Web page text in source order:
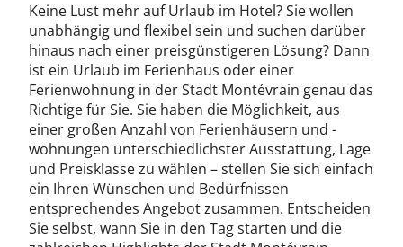
Keine Lust mehr auf Urlaub im Hotel? Sie wollen
unabhängig und flexibel sein und suchen darüber
hinaus nach einer preisgünstigeren Lösung? Dann
ist ein Urlaub im Ferienhaus oder einer
Ferienwohnung in der Stadt Montévrain genau das
Richtige für Sie. Sie haben die Möglichkeit, aus
einer großen Anzahl von Ferienhäusern und -
wohnungen unterschiedlichster Ausstattung, Lage
und Preisklasse zu wählen – stellen Sie sich einfach
ein Ihren Wünschen und Bedürfnissen
entsprechendes Angebot zusammen. Entscheiden
Sie selbst, wann Sie in den Tag starten und die